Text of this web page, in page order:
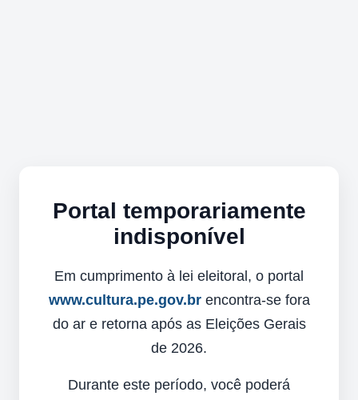
Portal temporariamente
indisponível
Em cumprimento à lei eleitoral, o portal
www.cultura.pe.gov.brencontra-se fora
do ar e retorna após as Eleições Gerais
de 2026.
Durante este período, você poderá